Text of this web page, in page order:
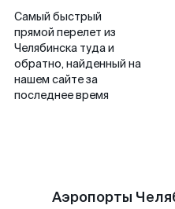
Самый быстрый
прямой перелет из
Челябинска туда и
обратно, найденный на
нашем сайте за
последнее время
Аэропорты